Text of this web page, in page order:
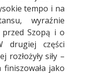
tempo i na
wyraźnie
przed Szopą i o
drugiej części
siły –
finiszowała jako